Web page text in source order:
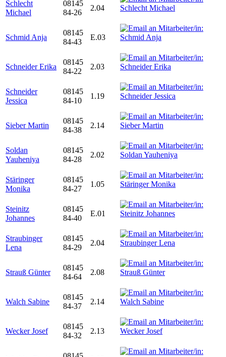
Schlecht
Michael
08145
84-26
2.04
Schmid Anja
08145
84-43
E.03
Schneider Erika
08145
84-22
2.03
Schneider
Jessica
08145
84-10
1.19
Sieber Martin
08145
84-38
2.14
Soldan
Yauheniya
08145
84-28
2.02
Stäringer
Monika
08145
84-27
1.05
Steinitz
Johannes
08145
84-40
E.01
Straubinger
Lena
08145
84-29
2.04
Strauß Günter
08145
84-64
2.08
Walch Sabine
08145
84-37
2.14
Wecker Josef
08145
84-32
2.13